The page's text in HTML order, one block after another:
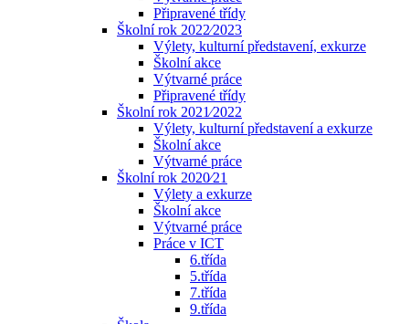
Připravené třídy
Školní rok 2022⁄2023
Výlety, kulturní představení, exkurze
Školní akce
Výtvarné práce
Připravené třídy
Školní rok 2021⁄2022
Výlety, kulturní představení a exkurze
Školní akce
Výtvarné práce
Školní rok 2020⁄21
Výlety a exkurze
Školní akce
Výtvarné práce
Práce v ICT
6.třída
5.třída
7.třída
9.třída